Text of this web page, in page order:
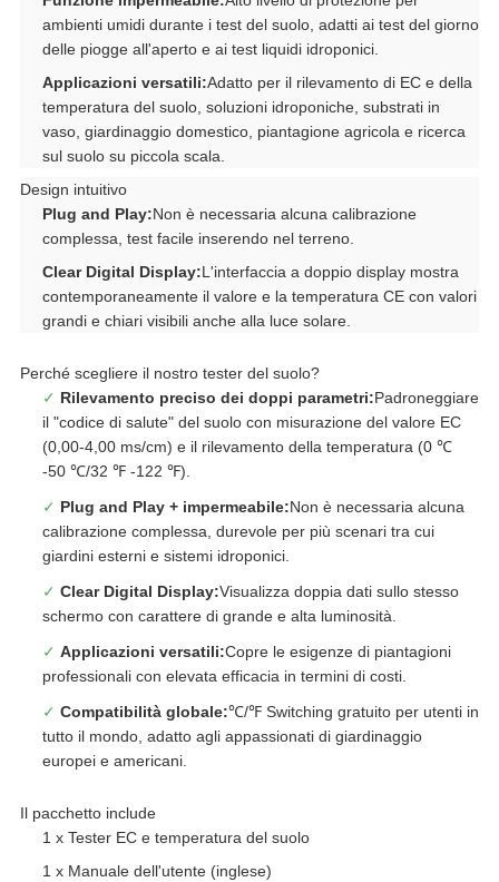
ambienti umidi durante i test del suolo, adatti ai test del giorno
delle piogge all'aperto e ai test liquidi idroponici.
Applicazioni versatili:Adatto per il rilevamento di EC e della
temperatura del suolo, soluzioni idroponiche, substrati in
vaso, giardinaggio domestico, piantagione agricola e ricerca
sul suolo su piccola scala.
Design intuitivo
Plug and Play:Non è necessaria alcuna calibrazione
complessa, test facile inserendo nel terreno.
Clear Digital Display:L'interfaccia a doppio display mostra
contemporaneamente il valore e la temperatura CE con valori
grandi e chiari visibili anche alla luce solare.
Perché scegliere il nostro tester del suolo?
✓ Rilevamento preciso dei doppi parametri:Padroneggiare
il "codice di salute" del suolo con misurazione del valore EC
(0,00-4,00 ms/cm) e il rilevamento della temperatura (0 ℃
-50 ℃/32 ℉ -122 ℉).
✓ Plug and Play + impermeabile:Non è necessaria alcuna
calibrazione complessa, durevole per più scenari tra cui
giardini esterni e sistemi idroponici.
✓ Clear Digital Display:Visualizza doppia dati sullo stesso
schermo con carattere di grande e alta luminosità.
✓ Applicazioni versatili:Copre le esigenze di piantagioni
professionali con elevata efficacia in termini di costi.
✓ Compatibilità globale:℃/℉ Switching gratuito per utenti in
tutto il mondo, adatto agli appassionati di giardinaggio
europei e americani.
Il pacchetto include
1 x Tester EC e temperatura del suolo
1 x Manuale dell'utente (inglese)